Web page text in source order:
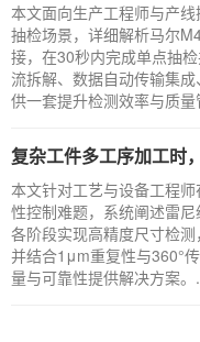
本文面向生产工程师与产
抽检场景，详细解析马尔
接，在30秒内完成单点抽
流拆解、数据自动传输集
供一套提升检测效率与质
复杂工件多工序加工时，测头如何确保每个工
本文针对工艺与设备工程
性控制难题，系统阐述雷
各阶段实现高精度尺寸检测
并结合1μm重复性与360°
量与可靠性提供解决方案。